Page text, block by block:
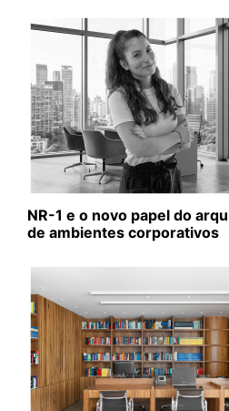
NR-1 e o novo papel do
de ambientes corporativos